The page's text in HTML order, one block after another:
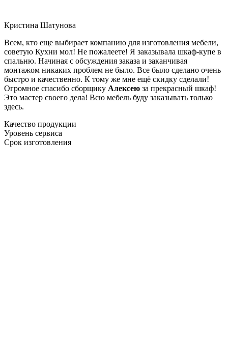
Кристина Шатунова
Всем, кто еще выбирает компанию для изготовления мебели,
советую Кухни мол! Не пожалеете! Я заказывала шкаф-купе в
спальню. Начиная с обсуждения заказа и заканчивая
монтажом никаких проблем не было. Все было сделано очень
быстро и качественно. К тому же мне ещё скидку сделали!
Огромное спасибо сборщику Алексею за прекрасный шкаф!
Это мастер своего дела! Всю мебель буду заказывать только
здесь.
Качество продукции
Уровень сервиса
Срок изготовления